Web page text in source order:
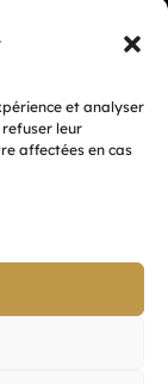
et analyser
refuser leur
affectées en cas